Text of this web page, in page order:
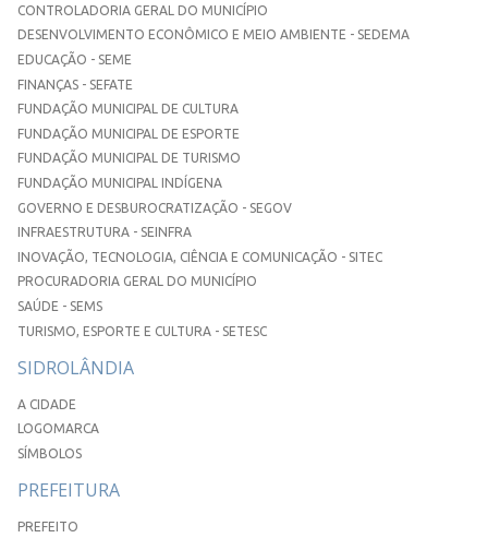
CONTROLADORIA GERAL DO MUNICÍPIO
DESENVOLVIMENTO ECONÔMICO E MEIO AMBIENTE - SEDEMA
EDUCAÇÃO - SEME
FINANÇAS - SEFATE
FUNDAÇÃO MUNICIPAL DE CULTURA
FUNDAÇÃO MUNICIPAL DE ESPORTE
FUNDAÇÃO MUNICIPAL DE TURISMO
FUNDAÇÃO MUNICIPAL INDÍGENA
GOVERNO E DESBUROCRATIZAÇÃO - SEGOV
INFRAESTRUTURA - SEINFRA
INOVAÇÃO, TECNOLOGIA, CIÊNCIA E COMUNICAÇÃO - SITEC
PROCURADORIA GERAL DO MUNICÍPIO
SAÚDE - SEMS
TURISMO, ESPORTE E CULTURA - SETESC
SIDROLÂNDIA
A CIDADE
LOGOMARCA
SÍMBOLOS
PREFEITURA
PREFEITO